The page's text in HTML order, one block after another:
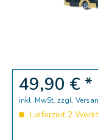
49,90 € *
inkl. MwSt. zzgl.
Lieferzeit 2